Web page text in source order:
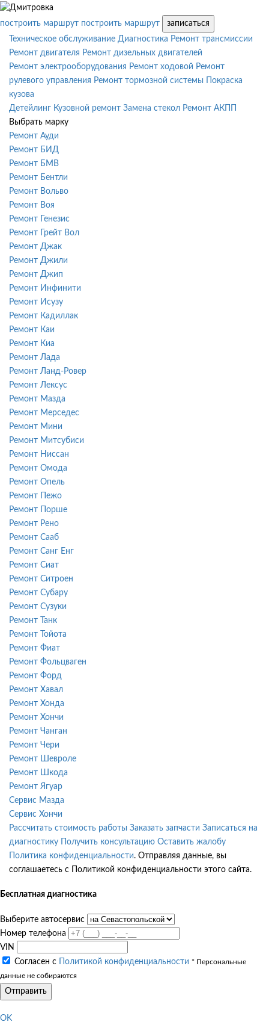
построить маршрут построить маршрут
записаться
Техническое обслуживание Диагностика Ремонт трансмиссии
Ремонт двигателя Ремонт дизельных двигателей
Ремонт электрооборудования Ремонт ходовой Ремонт
рулевого управления Ремонт тормозной системы
Покраска
кузова
Детейлинг Кузовной ремонт Замена стекол Ремонт АКПП
Выбрать марку
Ремонт Ауди
Ремонт БИД
Ремонт БМВ
Ремонт Бентли
Ремонт Вольво
Ремонт Воя
Ремонт Генезис
Ремонт Грейт Вол
Ремонт Джак
Ремонт Джили
Ремонт Джип
Ремонт Инфинити
Ремонт Исузу
Ремонт Кадиллак
Ремонт Каи
Ремонт Киа
Ремонт Лада
Ремонт Ланд-Ровер
Ремонт Лексус
Ремонт Мазда
Ремонт Мерседес
Ремонт Мини
Ремонт Митсубиси
Ремонт Ниссан
Ремонт Омода
Ремонт Опель
Ремонт Пежо
Ремонт Порше
Ремонт Рено
Ремонт Сааб
Ремонт Санг Енг
Ремонт Сиат
Ремонт Ситроен
Ремонт Субару
Ремонт Сузуки
Ремонт Танк
Ремонт Тойота
Ремонт Фиат
Ремонт Фольцваген
Ремонт Форд
Ремонт Хавал
Ремонт Хонда
Ремонт Хончи
Ремонт Чанган
Ремонт Чери
Ремонт Шевроле
Ремонт Шкода
Ремонт Ягуар
Сервис Мазда
Сервис Хончи
Рассчитать стоимость работы Заказать запчасти Записаться на
диагностику
Получить консультацию Оставить жалобу
Политика конфиденциальности. Отправляя данные, вы
соглашаетесь с Политикой конфиденциальности этого сайта.
Бесплатная диагностика
Выберите автосервис
Номер телефона
VIN
Согласен с
Политикой конфиденциальности * Персональные
данные не собираются
Отправить
OK